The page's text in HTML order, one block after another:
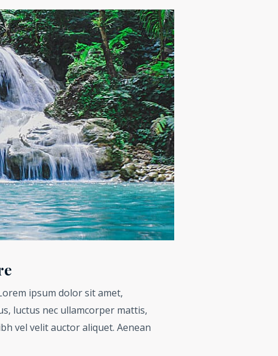
ipsum dolor sit amet,
luctus nec ullamcorper mattis,
vel velit auctor aliquet. Aenean